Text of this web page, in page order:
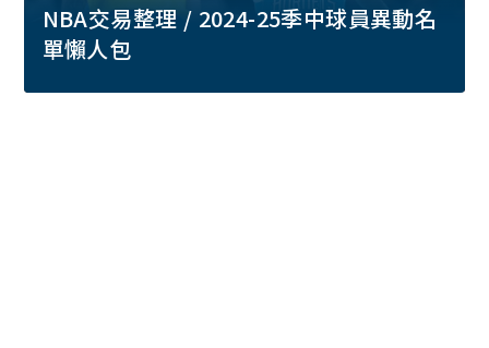
NBA交易整理 / 2024-25季中球員異動名
單懶人包